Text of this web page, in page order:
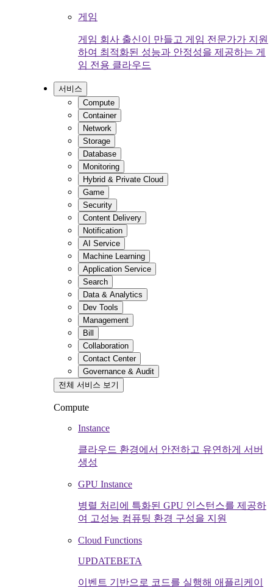
게임
게임 회사 출신이 만들고 게임 전문가가 지원
하여 최적화된 성능과 안정성을 제공하는 게
임 전용 클라우드
서비스
Compute
Container
Network
Storage
Database
Monitoring
Hybrid & Private Cloud
Game
Security
Content Delivery
Notification
AI Service
Machine Learning
Application Service
Search
Data & Analytics
Dev Tools
Management
Bill
Collaboration
Contact Center
Governance & Audit
전체 서비스 보기
Compute
Instance
클라우드 환경에서 안전하고 유연하게 서버
생성
GPU Instance
병렬 처리에 특화된 GPU 인스턴스를 제공하
여 고성능 컴퓨팅 환경 구성을 지원
Cloud Functions
UPDATEBETA
이벤트 기반으로 코드를 실행해 애플리케이